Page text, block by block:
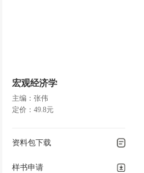
宏观经济学
主编：张伟
定价：49.8元
资料包下载
样书申请